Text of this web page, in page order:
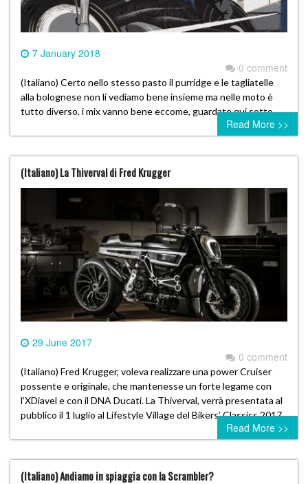
7 January 2018
0 comment
(Italiano) Certo nello stesso pasto il purridge e le tagliatelle
alla bolognese non li vediamo bene insieme ma nelle moto è
tutto diverso, i mix vanno bene eccome, guardate qui sotto….
Read More >>
(Italiano) La Thiverval di Fred Krugger
29 June 2017
0 comment
(Italiano) Fred Krugger, voleva realizzare una power Cruiser
possente e originale, che mantenesse un forte legame con
l’XDiavel e con il DNA Ducati. La Thiverval, verrà presentata al
pubblico il 1 luglio al Lifestyle Village del Bikers’ Classics 2017
Read More >>
(Italiano) Andiamo in spiaggia con la Scrambler?